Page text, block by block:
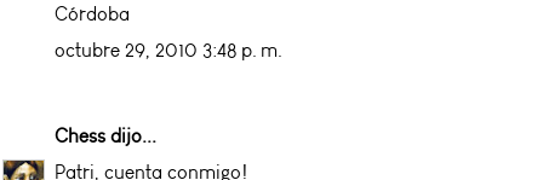
Córdoba
octubre 29, 2010 3:48 p. m.
Chess dijo...
Patri, cuenta conmigo!